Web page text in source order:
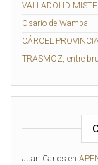
VALLADOLID
Osario de Wamba
CÁRCEL
TRASMOZ, entre
Juan Carlos en